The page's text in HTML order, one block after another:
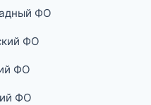
ФО
ФО
ФО
ФО